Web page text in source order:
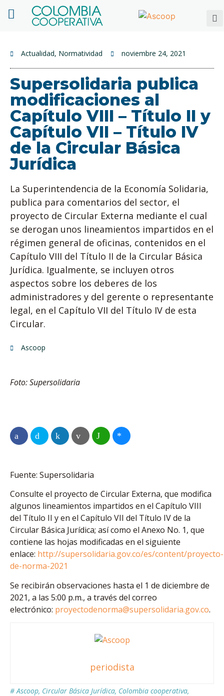
Actualidad, Normatividad noviembre 24, 2021
Supersolidaria publica
modificaciones al
Capítulo VIII – Título II y
Capítulo VII – Título IV
de la Circular Básica
Jurídica
La Superintendencia de la Economía Solidaria,
publica para comentarios del sector, el
proyecto de Circular Externa mediante el cual
se derogan unos lineamientos impartidos en el
régimen general de oficinas, contenidos en el
Capítulo VIII del Título II de la Circular Básica
Jurídica. Igualmente, se incluyen otros
aspectos sobre los deberes de los
administradores y del gerente o representante
legal, en el Capítulo VII del Título IV de esta
Circular.
Ascoop
Foto: Supersolidaria
Fuente: Supersolidaria
Consulte el proyecto de Circular Externa, que modifica
algunos lineamientos impartidos en el Capítulo VIII
del Título II y en el Capítulo VII del Título IV de la
Circular Básica Jurídica; así como el Anexo No. 1, que
contiene las hojas modificadas en el siguiente
enlace: http://supersolidaria.gov.co/es/content/proyecto-
de-norma-2021
Se recibirán observaciones hasta el 1 de diciembre de
2021, a las 5:00 p.m., a través del correo
electrónico: proyectodenorma@supersolidaria.gov.co.
periodista
# Ascoop, Circular Básica Jurídica, Colombia cooperativa,